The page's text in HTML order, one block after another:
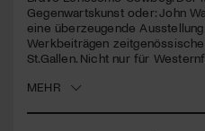
seconds
Gegenwartskunst oder: John
eine überzeugende
Werkbeiträgen
St.Gallen. Nicht nur für
MEHR
Jetzt Mitglied werden